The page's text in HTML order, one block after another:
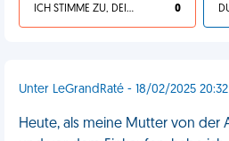
ICH STIMME ZU, DEIN LEBEN IST SCHEISSE 0
Unter LeGrandRaté - 18/02/2025 20:32
Heute, als meine Mutter von der